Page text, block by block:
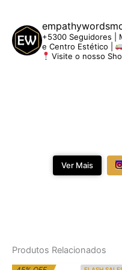
+5300 Seguidores |
e Centro Estético |
Visite o nosso
Ver Mais
Produtos Relacionados
O
O